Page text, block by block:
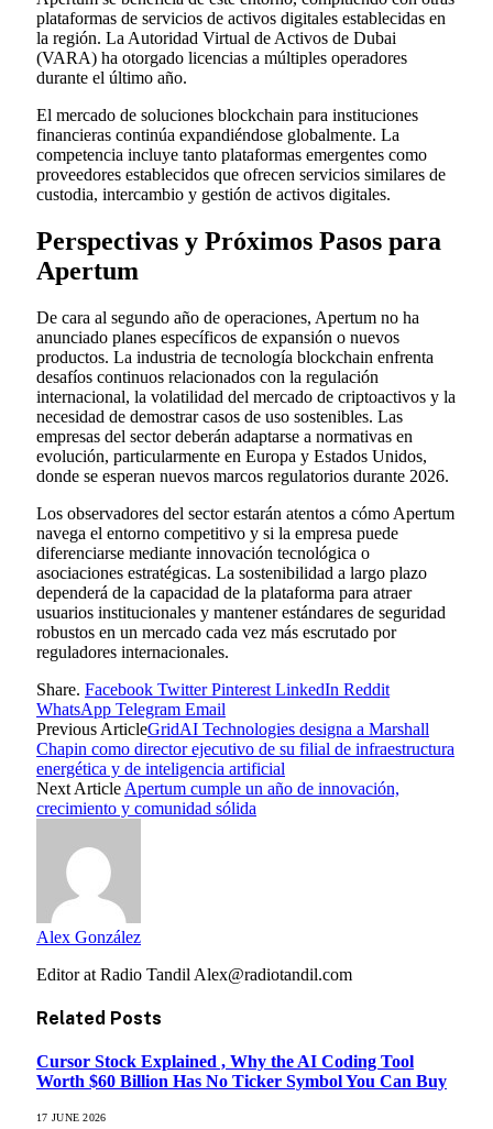
plataformas de servicios de activos digitales establecidas en
la región. La Autoridad Virtual de Activos de Dubai
(VARA) ha otorgado licencias a múltiples operadores
durante el último año.
El mercado de soluciones blockchain para instituciones
financieras continúa expandiéndose globalmente. La
competencia incluye tanto plataformas emergentes como
proveedores establecidos que ofrecen servicios similares de
custodia, intercambio y gestión de activos digitales.
Perspectivas y Próximos Pasos para
Apertum
De cara al segundo año de operaciones, Apertum no ha
anunciado planes específicos de expansión o nuevos
productos. La industria de tecnología blockchain enfrenta
desafíos continuos relacionados con la regulación
internacional, la volatilidad del mercado de criptoactivos y la
necesidad de demostrar casos de uso sostenibles. Las
empresas del sector deberán adaptarse a normativas en
evolución, particularmente en Europa y Estados Unidos,
donde se esperan nuevos marcos regulatorios durante 2026.
Los observadores del sector estarán atentos a cómo Apertum
navega el entorno competitivo y si la empresa puede
diferenciarse mediante innovación tecnológica o
asociaciones estratégicas. La sostenibilidad a largo plazo
dependerá de la capacidad de la plataforma para atraer
usuarios institucionales y mantener estándares de seguridad
robustos en un mercado cada vez más escrutado por
reguladores internacionales.
Share. Facebook Twitter Pinterest LinkedIn Reddit
WhatsApp Telegram Email
Previous ArticleGridAI Technologies designa a Marshall
Chapin como director ejecutivo de su filial de infraestructura
energética y de inteligencia artificial
Next Article Apertum cumple un año de innovación,
crecimiento y comunidad sólida
Alex González
Editor at Radio Tandil Alex@radiotandil.com
Related Posts
Cursor Stock Explained , Why the AI Coding Tool
Worth $60 Billion Has No Ticker Symbol You Can Buy
17 JUNE 2026